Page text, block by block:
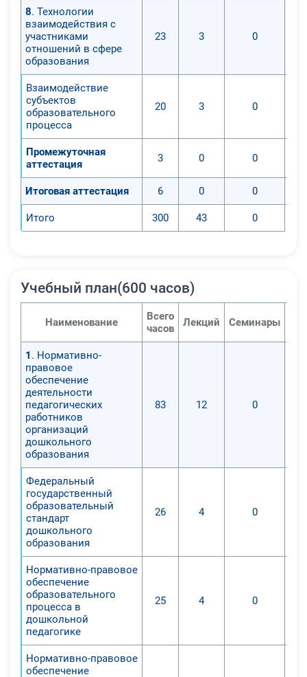
8. Технологии
взаимодействия с
участниками
отношений в сфере
образования
23 3 0
Взаимодействие
субъектов
образовательного
процесса
20 3 0
Промежуточная
аттестация
3 0 0
Итоговая аттестация 6 0 0
Итого 300 43 0
Учебный план(600 часов)
Наименование
Всего
часов
Лекций Семинары
1 . Нормативно-
правовое
обеспечение
деятельности
педагогических
работников
организаций
дошкольного
образования
83 12 0
Федеральный
государственный
образовательный
стандарт
дошкольного
образования
26 4 0
Нормативно-правовое
обеспечение
образовательного
процесса в
дошкольной
педагогике
25 4 0
Нормативно-правовое
обеспечение